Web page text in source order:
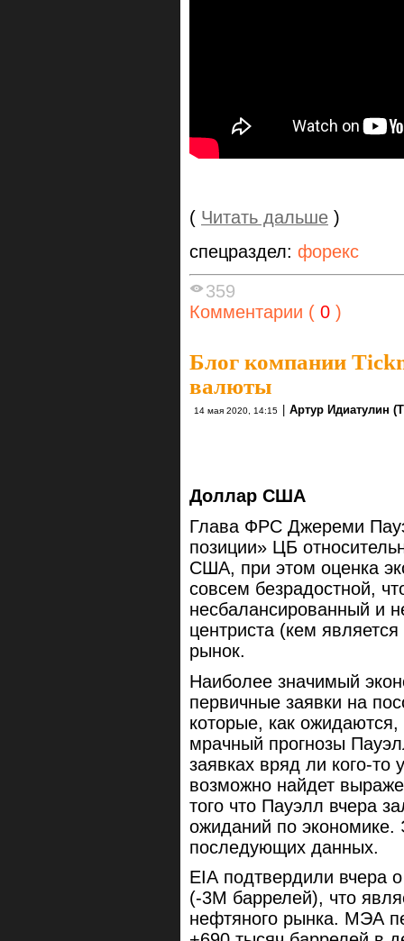
( Читать дальше )
спецраздел: форекс
359
Комментарии ( 0 )
Блог компании
валюты
14 мая 2020, 14:15 Артур Идиатулин
Доллар США
Глава ФРС Джереми
позиции» ЦБ
США, при этом оценка
совсем безрадостной,
несбалансированный и
центриста (кем
рынок.
Наиболее значимый
первичные заявки на
которые, как
мрачный прогнозы
заявках вряд ли кого-то
возможно найдет
того что Пауэлл вчера
ожиданий по экономике.
последующих данных.
EIA подтвердили вчера
(-3M баррелей), что
нефтяного рынка. МЭА